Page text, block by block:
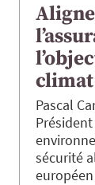
climat
Pascal
sécurité
européen